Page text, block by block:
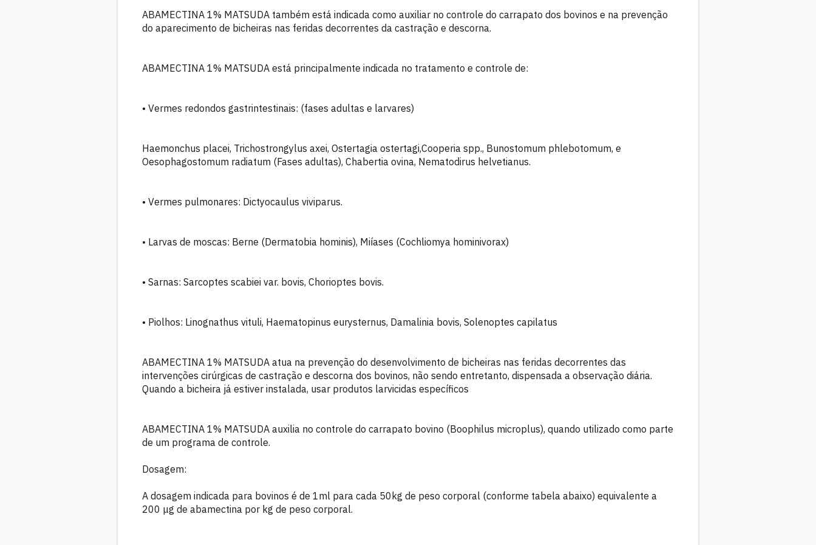
ABAMECTINA 1% MATSUDA também está indicada como auxiliar no controle do carrapato dos bovinos e na prevenção
do aparecimento de bicheiras nas feridas decorrentes da castração e descorna.
ABAMECTINA 1% MATSUDA está principalmente indicada no tratamento e controle de:
• Vermes redondos gastrintestinais: (fases adultas e larvares)
Haemonchus placei, Trichostrongylus axei, Ostertagia ostertagi,Cooperia spp., Bunostomum phlebotomum, e
Oesophagostomum radiatum (Fases adultas), Chabertia ovina, Nematodirus helvetianus.
• Vermes pulmonares: Dictyocaulus viviparus.
• Larvas de moscas: Berne (Dermatobia hominis), Miíases (Cochliomya hominivorax)
• Sarnas: Sarcoptes scabiei var. bovis, Chorioptes bovis.
• Piolhos: Linognathus vituli, Haematopinus eurysternus, Damalinia bovis, Solenoptes capilatus
ABAMECTINA 1% MATSUDA atua na prevenção do desenvolvimento de bicheiras nas feridas decorrentes das
intervenções cirúrgicas de castração e descorna dos bovinos, não sendo entretanto, dispensada a observação diária.
Quando a bicheira já estiver instalada, usar produtos larvicidas específicos
ABAMECTINA 1% MATSUDA auxilia no controle do carrapato bovino (Boophilus microplus), quando utilizado como parte
de um programa de controle.
Dosagem:
A dosagem indicada para bovinos é de 1ml para cada 50kg de peso corporal (conforme tabela abaixo) equivalente a
200 μg de abamectina por kg de peso corporal.